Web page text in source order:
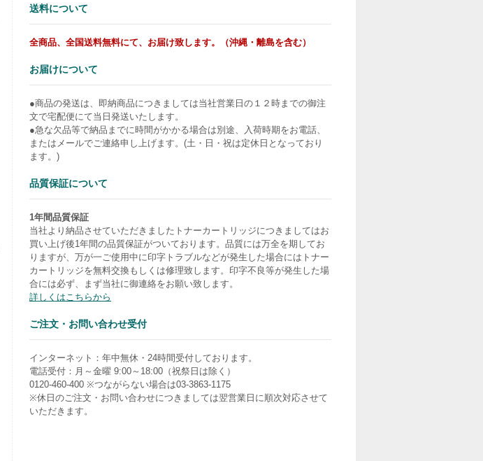
送料について
全商品、全国送料無料にて、お届け致します。（沖縄・離島を含む）
お届けについて
●商品の発送は、即納商品につきましては当社営業日の１２時までの御注
文で宅配便にて当日発送いたします。
●急な欠品等で納品までに時間がかかる場合は別途、入荷時期をお電話、
またはメールでご連絡申し上げます。(土・日・祝は定休日となっており
ます。)
品質保証について
1年間品質保証
当社より納品させていただきましたトナーカートリッジにつきましてはお
買い上げ後1年間の品質保証がついております。品質には万全を期してお
りますが、万が一ご使用中に印字トラブルなどが発生した場合にはトナー
カートリッジを無料交換もしくは修理致します。印字不良等が発生した場
合には必ず、まず当社に御連絡をお願い致します。
詳しくはこちらから
ご注文・お問い合わせ受付
インターネット：年中無休・24時間受付しております。
電話受付：月～金曜 9:00～18:00（祝祭日は除く）
0120-460-400 ※つながらない場合は03-3863-1175
※休日のご注文・お問い合わせにつきましては翌営業日に順次対応させて
いただきます。